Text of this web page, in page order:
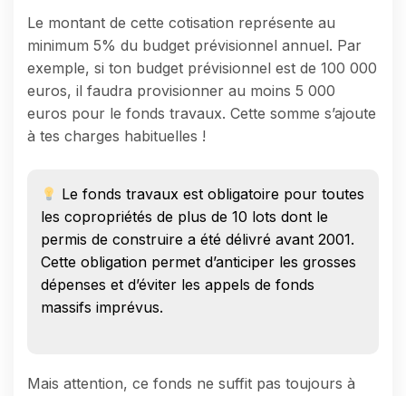
Le montant de cette cotisation représente au
minimum 5% du budget prévisionnel annuel. Par
exemple, si ton budget prévisionnel est de 100 000
euros, il faudra provisionner au moins 5 000
euros pour le fonds travaux. Cette somme s’ajoute
à tes charges habituelles !
Le fonds travaux est obligatoire pour toutes
les copropriétés de plus de 10 lots dont le
permis de construire a été délivré avant 2001.
Cette obligation permet d’anticiper les grosses
dépenses et d’éviter les appels de fonds
massifs imprévus.
Mais attention, ce fonds ne suffit pas toujours à